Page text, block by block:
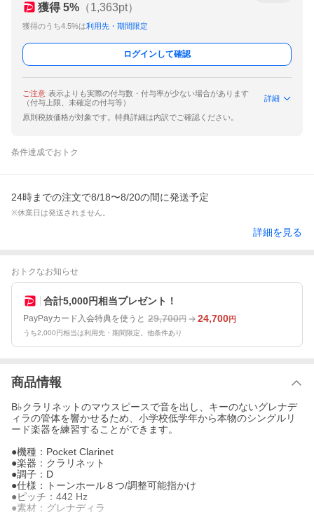
獲得 5% （1,363pt）
獲得のうち4.5%は利用先・期間限定
ログインして確認
ご注意 表示よりも実際の付与数・付与率が少ない場合があります
（付与上限、未確定の付与等）
詳細
原則税抜価格が対象です。特典詳細は内訳でご確認ください。
条件達成でおトク
24時までの注文で8/18〜8/20の間に発送予定
※休業日は発送されません。
詳細を見る
おトクなお知らせ
合計5,000円相当プレゼント！
PayPayカード入会特典を使うと 29,700円 24,700円
うち2,000円相当は利用先・期間限定。他条件あり
商品情報
B♭クラリネットのマウスピースで音を出し、キーのないグレナデ
ィラの管体を響かせるため、小学校低学年から本物のシングルリ
ード楽器を練習することができます。
●機種：Pocket Clarinet
●楽器：クラリネット
●調子：D
●仕様：トーンホール８つ/調整可能指かけ
●ピッチ：442 Hz
●素材：グレナディラ